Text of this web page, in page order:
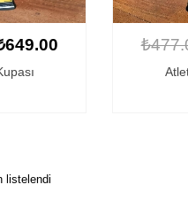
listelendi